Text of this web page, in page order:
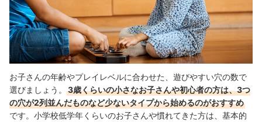
お子さんの年齢やプレイレベルに合わせた、遊びやすい穴の数で
選びましょう。
3歳くらいの小さなお子さんや初心者の方は、3つ
の穴が2列並んだものなど少ないタイプから始めるのがおすすめ
です。小学校低学年くらいのお子さんや慣れてきた方は、基本的